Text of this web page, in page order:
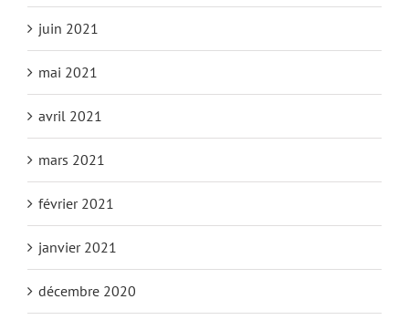
juin 2021
mai 2021
avril 2021
mars 2021
février 2021
janvier 2021
décembre 2020